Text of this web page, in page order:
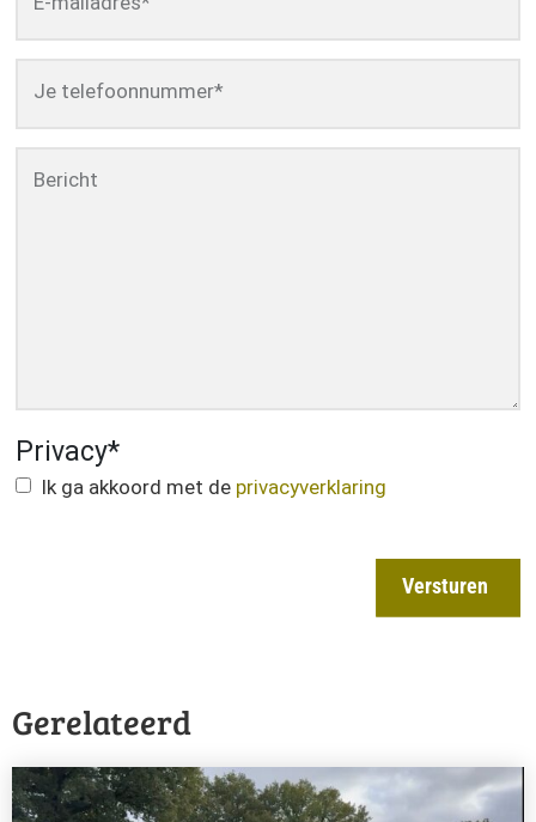
Je telefoonnummer*
Bericht
Privacy*
Ik ga akkoord met de privacyverklaring
Versturen
Gerelateerd